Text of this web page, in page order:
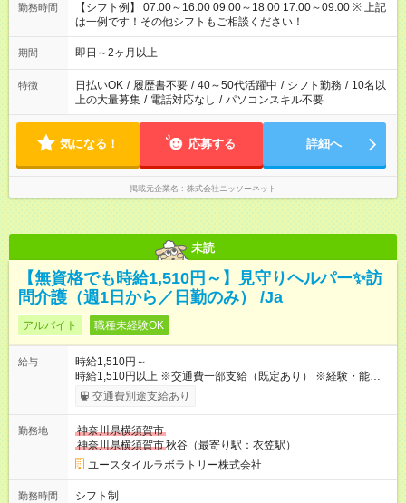
勤務時間
【シフト例】 07:00～16:00 09:00～18:00 17:00～09:00 ※ 上記
は一例です！その他シフトもご相談ください！
期間 即日～2ヶ月以上
特徴 日払いOK / 履歴書不要 / 40～50代活躍中 / シフト勤務 / 10名以
上の大量募集 / 電話対応なし / パソコンスキル不要
気になる！ 応募する 詳細へ
掲載元企業名 株式会社ニッソーネット
未読
【無資格でも時給1,510円～】見守りヘルパー✨訪
問介護（週1日から／日勤のみ） /Ja
アルバイト 職種未経験OK
給与
時給1,510円～
時給1,510円以上 ※交通費一部支給（既定あり） ※経験・能力を
考慮して決定します 【収入例】 週1回勤務の場合：1,510円×8時
間×4回=4万8,320円 週3回勤務の場合：1,510円×8時間×12回
1,600円 【試用期間】試用期間あり 試用期間の長さ：2ヶ月
※ 雇用形態と給与に、本採用時と異なる部分があります。 雇用
形態：本採用時と同じです。 給与：時給 1,230円以上
交通費別途支給あり
勤務地
神奈川県横須賀市
神奈川県横須賀市秋谷（最寄り駅：衣笠駅）
ユースタイルラボラトリー株式会社
勤務時間
シフト制